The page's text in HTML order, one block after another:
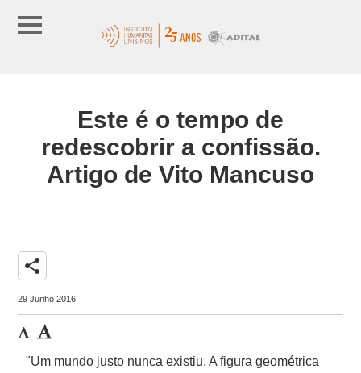
Este é o tempo de
redescobrir a confissão.
Artigo de Vito Mancuso
share
29 Junho 2016
"Um mundo justo nunca existiu. A figura geométrica